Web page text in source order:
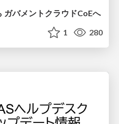
バメントクラウドCoEへ
1 280